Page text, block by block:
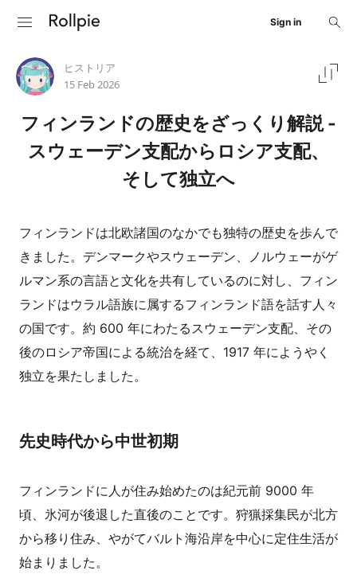
Sign in
ヒストリア
15 Feb 2026
フィンランドの歴史をざっくり解説 -
スウェーデン支配からロシア支配、
そして独立へ
フィンランドは北欧諸国のなかでも独特の歴史を歩んで
きました。デンマークやスウェーデン、ノルウェーがゲ
ルマン系の言語と文化を共有しているのに対し、フィン
ランドはウラル語族に属するフィンランド語を話す人々
の国です。約 600 年にわたるスウェーデン支配、その
後のロシア帝国による統治を経て、1917 年にようやく
独立を果たしました。
先史時代から中世初期
フィンランドに人が住み始めたのは紀元前 9000 年
頃、氷河が後退した直後のことです。狩猟採集民が北方
から移り住み、やがてバルト海沿岸を中心に定住生活が
始まりました。